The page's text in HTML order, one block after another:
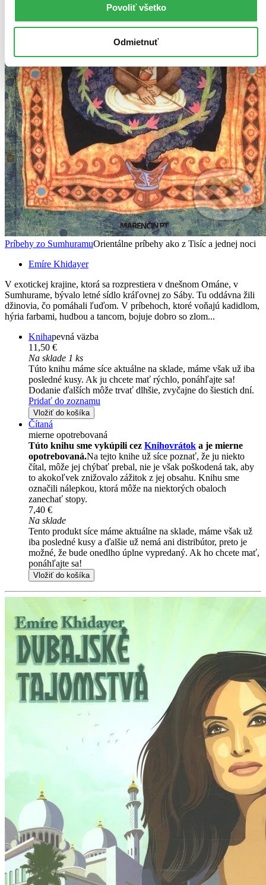
Povoliť všetko
Odmietnuť
Príbehy zo SumhuramuOrientálne príbehy ako z Tisíc a jednej noci
Emíre Khidayer
V exotickej krajine, ktorá sa rozprestiera v dnešnom Ománe, v
Sumhurame, bývalo letné sídlo kráľovnej zo Sáby. Tu oddávna žili
džinovia, čo pomáhali ľuďom. V príbehoch, ktoré voňajú kadidlom,
hýria farbami, hudbou a tancom, bojuje dobro so zlom...
Knihapevná väzba
11,50 €
Na sklade 1 ks
Túto knihu máme síce aktuálne na sklade, máme však už iba
posledné kusy. Ak ju chcete mať rýchlo, ponáhľajte sa!
Dodanie ďalších môže trvať dlhšie, zvyčajne do šiestich dní.
Pridať do zoznamu
Vložiť do košíka
Čítaná
mierne opotrebovaná
Túto knihu sme vykúpili cez Knihovrátok a je mierne
opotrebovaná.Na tejto knihe už síce poznať, že ju niekto
čítal, môže jej chýbať prebal, nie je však poškodená tak, aby
to akokoľvek znižovalo zážitok z jej obsahu. Knihu sme
označili nálepkou, ktorá môže na niektorých obaloch
zanechať stopy.
7,40 €
Na sklade
Tento produkt síce máme aktuálne na sklade, máme však už
iba posledné kusy a ďalšie už nemá ani distribútor, preto je
možné, že bude onedlho úplne vypredaný. Ak ho chcete mať,
ponáhľajte sa!
Vložiť do košíka